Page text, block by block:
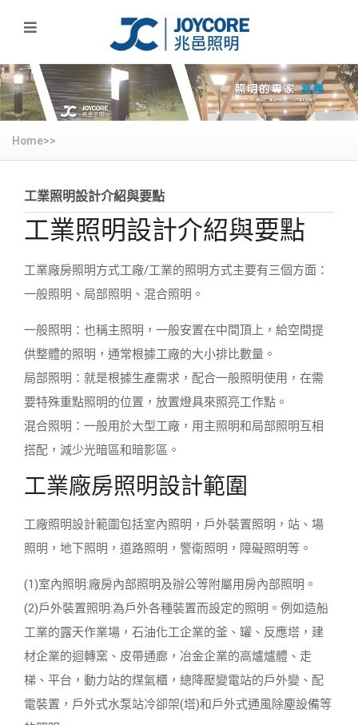
Home>>
工業照明設計介紹與要點
工業照明設計介紹與要點
工業廠房照明方式工廠/工業的照明方式主要有三個方面：
一般照明、局部照明、混合照明。
一般照明：也稱主照明，一般安置在中間頂上，給空間提
供整體的照明，通常根據工廠的大小排比數量。
局部照明：就是根據生產需求，配合一般照明使用，在需
要特殊重點照明的位置，放置燈具來照亮工作點。
混合照明：一般用於大型工廠，用主照明和局部照明互相
搭配，減少光暗區和暗影區。
工業廠房照明設計範圍
工廠照明設計範圍包括室內照明，戶外裝置照明，站、場
照明，地下照明，道路照明，警衛照明，障礙照明等。
(1)室內照明:廠房內部照明及辦公等附屬用房內部照明。
(2)戶外裝置照明:為戶外各種裝置而設定的照明。例如造船
工業的露天作業場，石油化工企業的釜、罐、反應塔，建
材企業的迴轉窯、皮帶通廊，冶金企業的高爐爐體、走
梯、平台，動力站的煤氣櫃，總降壓變電站的戶外變、配
電裝置，戶外式水泵站冷卻架(塔)和戶外式通風除塵設備等